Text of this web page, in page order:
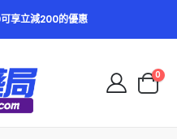
享立減200的優惠
0